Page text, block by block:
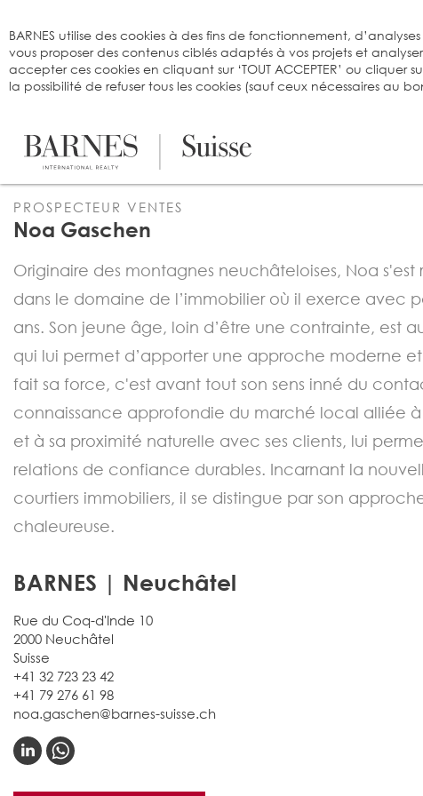
PROSPECTEUR VENTES
Noa Gaschen
Originaire des montagnes neuchâteloises, Noa
dans le domaine de l’immobilier où il exerce avec
ans. Son jeune âge, loin d’être une contrainte, est
qui lui permet d’apporter une approche moderne
fait sa force, c'est avant tout son sens inné du
connaissance approfondie du marché local alliée à
et à sa proximité naturelle avec ses clients, lui
relations de confiance durables. Incarnant la
courtiers immobiliers, il se distingue par son
chaleureuse.
BARNES | Neuchâtel
Rue du Coq-d'Inde 10
2000 Neuchâtel
Suisse
+41 32 723 23 42
+41 79 276 61 98
noa.gaschen@barnes-suisse.ch
BARNES utilise des cookies à des fins de fonctionnement,
vous proposer des contenus ciblés adaptés à vos projets et
accepter ces cookies en cliquant sur ‘TOUT ACCEPTER’ ou cliquer
la possibilité de refuser tous les cookies (sauf ceux nécessaires au